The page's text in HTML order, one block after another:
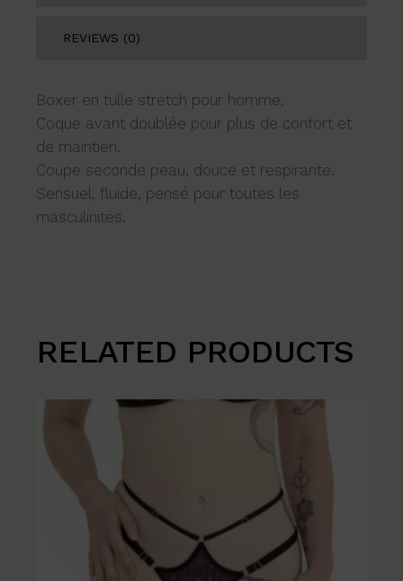
REVIEWS (0)
Boxer en tulle stretch pour homme.
Coque avant doublée pour plus de confort et
de maintien.
Coupe seconde peau, douce et respirante.
Sensuel, fluide, pensé pour toutes les
masculinités.
RELATED PRODUCTS